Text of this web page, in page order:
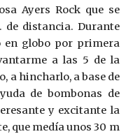
Ayers Rock que se
de distancia. Durante
en globo por primera
a las 5 de la
a hincharlo, a base de
de bombonas de
y excitante la
que medía unos 30 m